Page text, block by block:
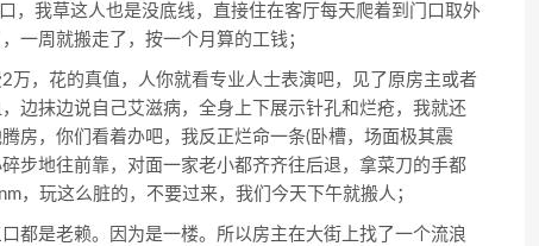
，我草这人也是没底线，直接住在客厅每天爬着到门口取外
一周就搬走了，按一个月算的工钱；
万，花的真值，人你就看专业人士表演吧，见了原房主或者
边抹边说自己艾滋病，全身上下展示针孔和烂疮，我就还
房，你们看着办吧，我反正烂命一条(卧槽，场面极其震
步地往前靠，对面一家老小都齐齐往后退，拿菜刀的手都
，玩这么脏的，不要过来，我们今天下午就搬人；
都是老赖。因为是一楼。所以房主在大街上找了一个流浪